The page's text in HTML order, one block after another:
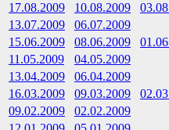
17.08.2009 10.08.2009
13.07.2009
06.07.2009
15.06.2009 08.06.2009
11.05.2009
04.05.2009
13.04.2009
06.04.2009
16.03.2009 09.03.2009
09.02.2009
02.02.2009